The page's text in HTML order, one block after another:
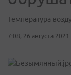
Температура
7:08, 26 августа 2021